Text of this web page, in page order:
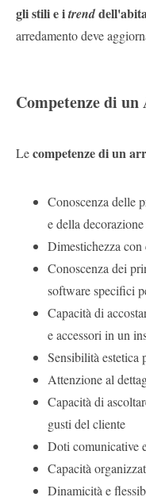
gli stili e itrend
arredamento deve
Competenze di
Lecompetenze di un
Conoscenza delle
e della
Dimestichezza
Conoscenza dei
software specifici
Capacità di
e accessori in un
Sensibilità estetica
Attenzione al
Capacità di
gusti del cliente
Doti comunicative
Capacità
Dinamicità e